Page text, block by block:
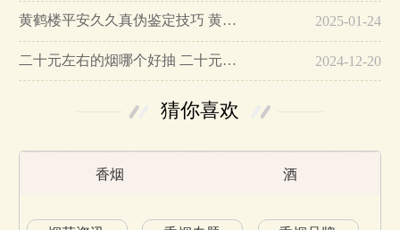
黄鹤楼平安久久真伪鉴定技巧 黄鹤楼平安久久二维码在哪里… 2025-01-24
二十元左右的烟哪个好抽 二十元左右的香烟排行榜最新款… 2024-12-20
猜你喜欢
香烟 酒